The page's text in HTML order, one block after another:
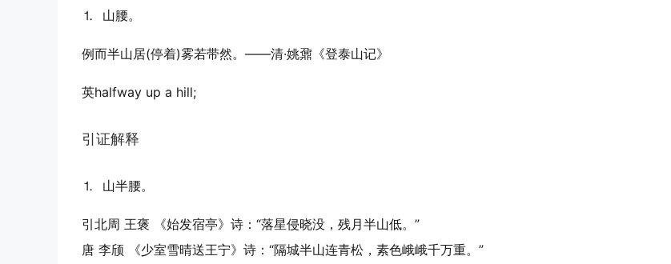
⒈ 山腰。
例而半山居(停着)雾若带然。——清·姚鼐《登泰山记》
英halfway up a hill;
引证解释
⒈ 山半腰。
引北周 王褒 《始发宿亭》诗：“落星侵晓没，残月半山低。”
唐 李颀 《少室雪晴送王宁》诗：“隔城半山连青松，素色峨峨千万重。”